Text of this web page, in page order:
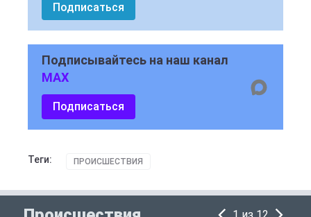
Подписаться
Подписывайтесь на наш канал
MAX
Подписаться
Теги: ПРОИСШЕСТВИЯ